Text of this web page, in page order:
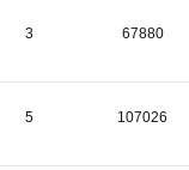
3 67880
5 107026